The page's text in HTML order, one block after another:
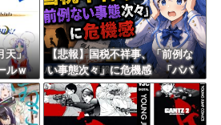
日本旅行キャンセルすべきか…1万年ぶり史上最大級の火山の兆し＝韓国の反応
海外「おめでとうタキ！」リヴァプール南野がバースデーゴール！！
天」
ルｗ
【悲報】国税不祥事、「前例な
い事態次々」に危機感 「パパ
活」、情報漏えいも